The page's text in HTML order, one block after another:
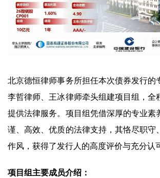
北京德恒律师事务所担任本次债券发行的
李哲律师、王冰律师牵头组建项目组，全
提供法律服务。项目组凭借深厚的专业素
谨、高效、优质的法律支持，其恪尽职守
作风，获得了发行人的高度评价与充分认
项目组主要成员介绍：